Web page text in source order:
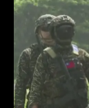
INFO AZIENDE
ABBONATI
ANNUNCI
NECROLOGI